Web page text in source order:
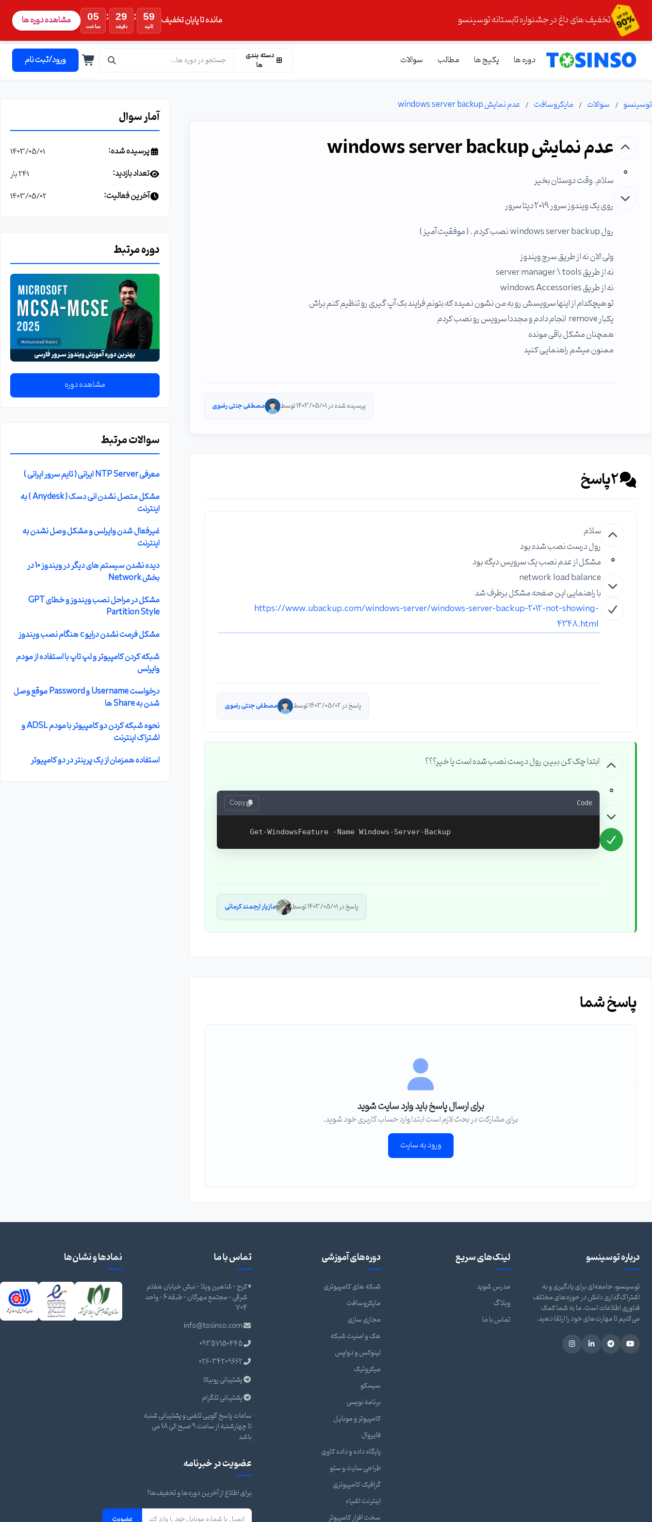
تخفیف های داغ در جشنواره تابستانه توسینسو مانده تا پایان تخفیف 05
ساعت
: 29
دقیقه
: 58
ثانیه مشاهده دوره ها
دوره ها پکیج ها مطالب سوالات
دسته بندی
ها
ورود/ثبت نام
توسینسو سوالات مایکروسافت عدم نمایش windows server backup
0
عدم نمایش windows server backup
سلام. وقت دوستان بخیر
روی یک ویندوز سرور 2019 دیتا سرور
رول windows server backup نصب کردم . ( موفقیت آمیز )
ولی الان نه از طریق سرچ ویندوز
نه از طریق server manager \ tools
نه از طریق windows Accessories
تو هیچکدام از اینها سرویسش رو به من نشون نمیده که بتونم فرایند بک آپ گیری رو تنظیم کنم براش
یکبار remove انجام دادم و مجددا سرویس رو نصب کردم
همچنان مشکل باقی مونده
ممنون میشم راهنمایی کنید
پرسیده شده در 1403/05/01 توسط مصطفی جنتی رضوی
2پاسخ
0
سلام
رول درست نصب شده بود
مشکل از عدم نصب یک سرویس دیگه بود
network load balance
با راهنمایی این صفحه مشکل برطرف شد
https://www.ubackup.com/windows-server/windows-server-backup-2012-not-showing-
4348.html
پاسخ در 1403/05/02 توسط مصطفی جنتی رضوی
0
ابتدا چک کن ببین رول درست نصب شده است یا خیر؟؟؟
Code
Copy
پاسخ در 1403/05/01 توسط مازیار ارجمند کرمانی
پاسخ شما
برای ارسال پاسخ باید وارد سایت شوید
برای مشارکت در بحث لازم است ابتدا وارد حساب کاربری خود شوید.
ورود به سایت
آمار سوال
پرسیده شده: 1403/05/01
تعداد بازدید: 241 بار
آخرین فعالیت: 1403/05/02
دوره مرتبط
مشاهده دوره
سوالات مرتبط
معرفی NTP Server ایرانی ( تایم سرور ایرانی )
مشکل متصل نشدن انی دسک ( Anydesk ) به
اینترنت
غیرفعال شدن وایرلس و مشکل وصل نشدن به
اینترنت
دیده نشدن سیستم های دیگر در ویندوز 10 در
بخش Network
مشکل در مراحل نصب ویندوز و خطای GPT
Partition Style
مشکل فرمت نشدن درایو c هنگام نصب ویندوز
شبکه کردن کامپیوتر و لپ تاپ با استفاده از مودم
وایرلس
درخواست Username و Password موقع وصل
شدن به Share ها
نحوه شبکه کردن دو کامپیوتر با مودم ADSL و
اشتراک اینترنت
استفاده همزمان از یک پرینتر در دو کامپیوتر
درباره توسینسو
توسینسو، جامعه‌ای برای یادگیری و به
اشتراک‌گذاری دانش در حوزه‌های مختلف
فناوری اطلاعات است. ما به شما کمک
می‌کنیم تا مهارت‌های خود را ارتقا دهید.
لینک‌های سریع
مدرس شوید
وبلاگ
تماس با ما
دوره‌های آموزشی
شبکه های کامپیوتری
مایکروسافت
مجازی سازی
هک و امنیت شبکه
لینوکس و دواپس
میکروتیک
سیسکو
برنامه نویسی
کامپیوتر و موبایل
فایروال
پایگاه داده و داده کاوی
طراحی سایت و سئو
گرافیک کامپیوتری
اینترنت اشیاء
سخت افزار کامپیوتر
تماس با ما
کرج - شاهین ویلا - نبش خیابان هفتم
شرقی - مجتمع مهرگان - طبقه 6 - واحد
704
info@tosinso.com
09357150445
026-34209662
پشتیبانی روبیکا
پشتیبانی تلگرام
ساعات پاسخ گویی تلفنی و پشتیبانی شنبه
تا چهارشنبه از ساعت 9 صبح الی 18 می
باشد
عضویت در خبرنامه
برای اطلاع از آخرین دوره‌ها و تخفیف‌ها!
عضویت
نمادها و نشان‌ها